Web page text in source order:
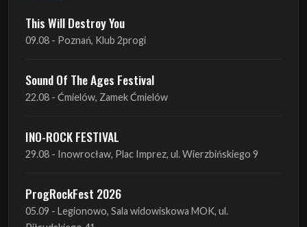
Sound Of The Ages Festival
22.08 - Ćmielów, Zamek Ćmielów
INO-ROCK FESTIVAL
29.08 - Inowrocław, Plac Imprez, ul. Wierzbińskiego 9
ProgRockFest 2026
Antimatter + Sleeping Pulse
09.09 - Poznań, 2Progi